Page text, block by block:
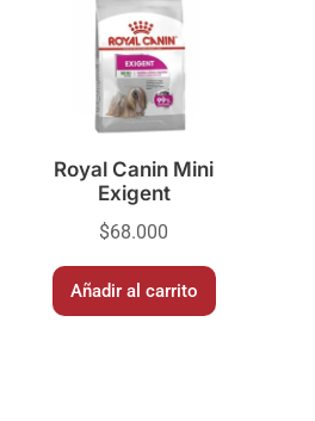
Royal Canin Mini
Exigent
$68.000
Añadir al carrito